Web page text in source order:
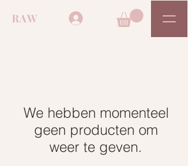
RAW
We hebben momenteel
geen producten om
weer te geven.